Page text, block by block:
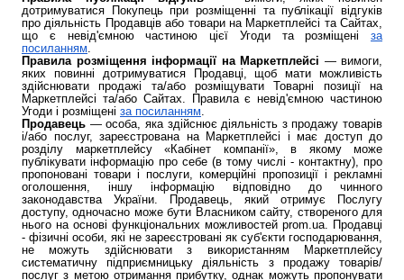
дотримуватися Покупець при розміщенні та публікації відгуків
про діяльність Продавців або товари на Маркетплейсі та Сайтах,
що є невід'ємною частиною цієї Угоди та розміщені за
посиланням.
Правила розміщення інформації на Маркетплейсі — вимоги,
яких повинні дотримуватися Продавці, щоб мати можливість
здійснювати продажі та/або розміщувати Товарні позиції на
Маркетплейсі та/або Сайтах. Правила є невід'ємною частиною
Угоди і розміщені за посиланням.
Продавець — особа, яка здійснює діяльність з продажу товарів
і/або послуг, зареєстрована на Маркетплейсі і має доступ до
розділу маркетплейсу «Кабінет компанії», в якому може
публікувати інформацію про себе (в тому числі - контактну), про
пропоновані товари і послуги, комерційні пропозиції і рекламні
оголошення, іншу інформацію відповідно до чинного
законодавства України. Продавець, який отримує Послугу
доступу, одночасно може бути Власником сайту, створеного для
нього на основі функціональних можливостей prom.ua. Продавці
- фізичні особи, які не зареєстровані як суб'єкти господарювання,
не можуть здійснювати з використанням Маркетплейсу
систематичну підприємницьку діяльність з продажу товарів/
послуг з метою отримання прибутку, однак можуть пропонувати